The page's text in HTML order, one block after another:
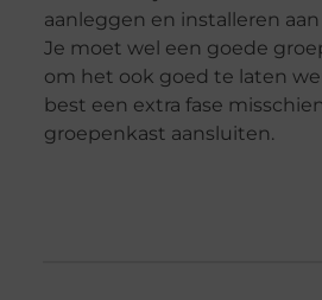
aanleggen en installeren
Je moet wel een goede
om het ook goed te laten
best een extra fase
groepenkast aansluiten.